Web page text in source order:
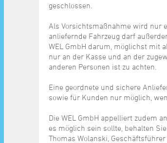
geschlossen.
Als Vorsichtsmaßnahme wird nur
anliefernde Fahrzeug darf
WEL GmbH darum, möglichst mit
nur an der Kasse und an der
anderen Personen ist zu achten.
Eine geordnete und sichere
sowie für Kunden nur möglich,
Die WEL GmbH appelliert zudem
es möglich sein sollte, behalten
Thomas Wolanski,